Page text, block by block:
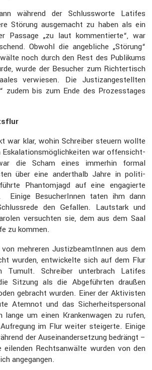
während der Schluss­worte Latifes
Störung ausge­macht zu haben als ein
Passage „zu laut kommen­tierte“, war
Obwohl die angeb­liche „Störung“
noch durch den Rest des Publi­kums
wurde der Besucher zum Richter­tisch
verwiesen. Die Justiz­an­ge­stellten
zudem bis zum Ende des Prozess­tages
war klar, wohin Schreiber steuern wollte
Eskala­ti­ons­mög­lich­keiten war offen­sicht­
die Scham eines immerhin formal
über eine andert­halb Jahre in politi­
Phantom­jagd auf eine engagierte
Einige Besuche­rInnen taten ihm dann
den Gefallen. Lautstark und
versuchten sie, dem aus dem Saal
zu kommen.
mehreren Justiz­be­am­tInnen aus dem
wurden, entwi­ckelte sich auf dem Flur
Schreiber unter­brach Latifes
Sitzung als die Abgeführten draußen
gebracht wurden. Einer der Aktivisten
Atemnot und das Sicher­heits­per­sonal
lange um einen Kranken­wagen zu rufen,
im Flur weiter steigerte. Einige
der Ausein­an­der­set­zung bedrängt –
Rechts­an­wälte wurden von den
angegangen.